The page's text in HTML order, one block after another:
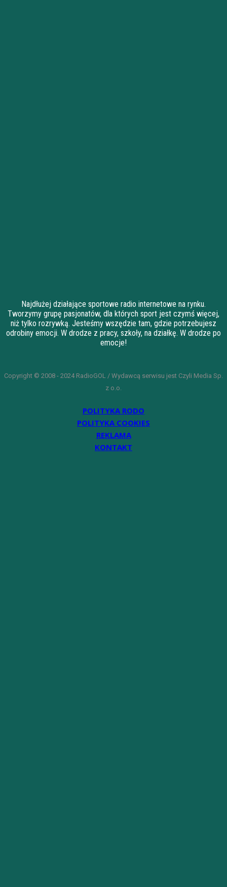
Najdłużej działające sportowe radio internetowe na rynku.
Tworzymy grupę pasjonatów, dla których sport jest czymś więcej,
niż tylko rozrywką. Jesteśmy wszędzie tam, gdzie potrzebujesz
odrobiny emocji. W drodze z pracy, szkoły, na działkę. W drodze po
emocje!
Copyright © 2008 - 2024 RadioGOL / Wydawcą serwisu jest Czyli Media Sp.
z o.o.
POLITYKA RODO
POLITYKA COOKIES
REKLAMA
KONTAKT